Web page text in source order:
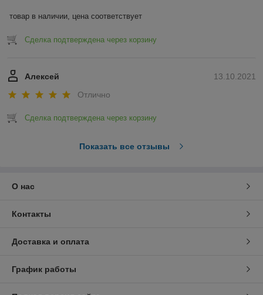
товар в наличии, цена соответствует
Сделка подтверждена через корзину
13.10.2021
Алексей
Отлично
Сделка подтверждена через корзину
Показать все отзывы
О нас
Контакты
Доставка и оплата
График работы